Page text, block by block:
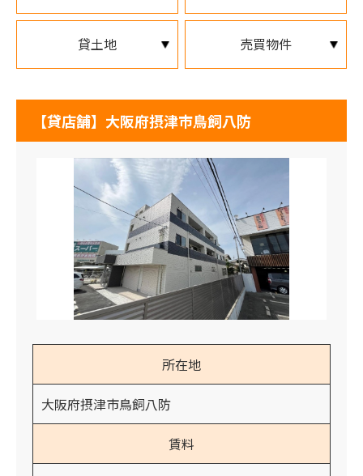
貸土地 売買物件
【貸店舗】大阪府摂津市鳥飼八防
所在地
大阪府摂津市鳥飼八防
賃料